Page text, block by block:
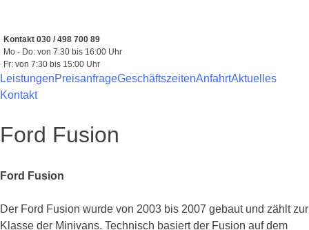
springen
Kontakt 030 / 498 700 89
Mo - Do: von 7:30 bis 16:00 Uhr
Fr: von 7:30 bis 15:00 Uhr
LeistungenPreisanfrageGeschäftszeitenAnfahrtAktuelles
Kontakt
Ford Fusion
Ford Fusion
Der Ford Fusion wurde von 2003 bis 2007 gebaut und zählt zur
Klasse der Minivans. Technisch basiert der Fusion auf dem